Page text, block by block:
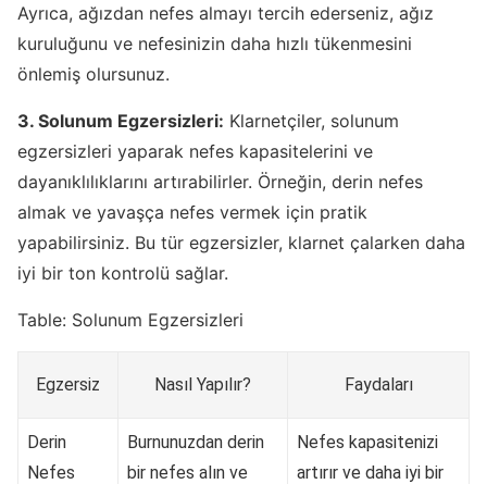
Ayrıca, ağızdan nefes almayı tercih ederseniz, ağız
kuruluğunu ve nefesinizin daha hızlı tükenmesini
önlemiş olursunuz.
3. Solunum Egzersizleri: Klarnetçiler, solunum
egzersizleri yaparak nefes kapasitelerini ve
dayanıklılıklarını artırabilirler. Örneğin, derin nefes
almak ve yavaşça nefes vermek için pratik
yapabilirsiniz. Bu tür egzersizler, klarnet çalarken daha
iyi bir ton kontrolü sağlar.
Table: Solunum Egzersizleri
Egzersiz Nasıl Yapılır? Faydaları
Derin
Nefes
Burnunuzdan derin
bir nefes alın ve
Nefes kapasitenizi
artırır ve daha iyi bir